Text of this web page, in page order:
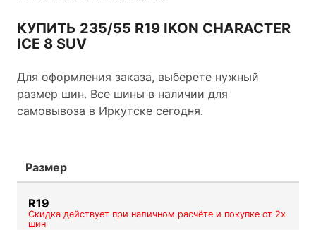
КУПИТЬ 235/55 R19 IKON CHARACTER
ICE 8 SUV
Для оформления заказа, выберете нужный
размер шин. Все шины в наличии для
самовывоза в Иркутске сегодня.
Размер
R19
Скидка действует при наличном расчёте и покупке от 2х
шин